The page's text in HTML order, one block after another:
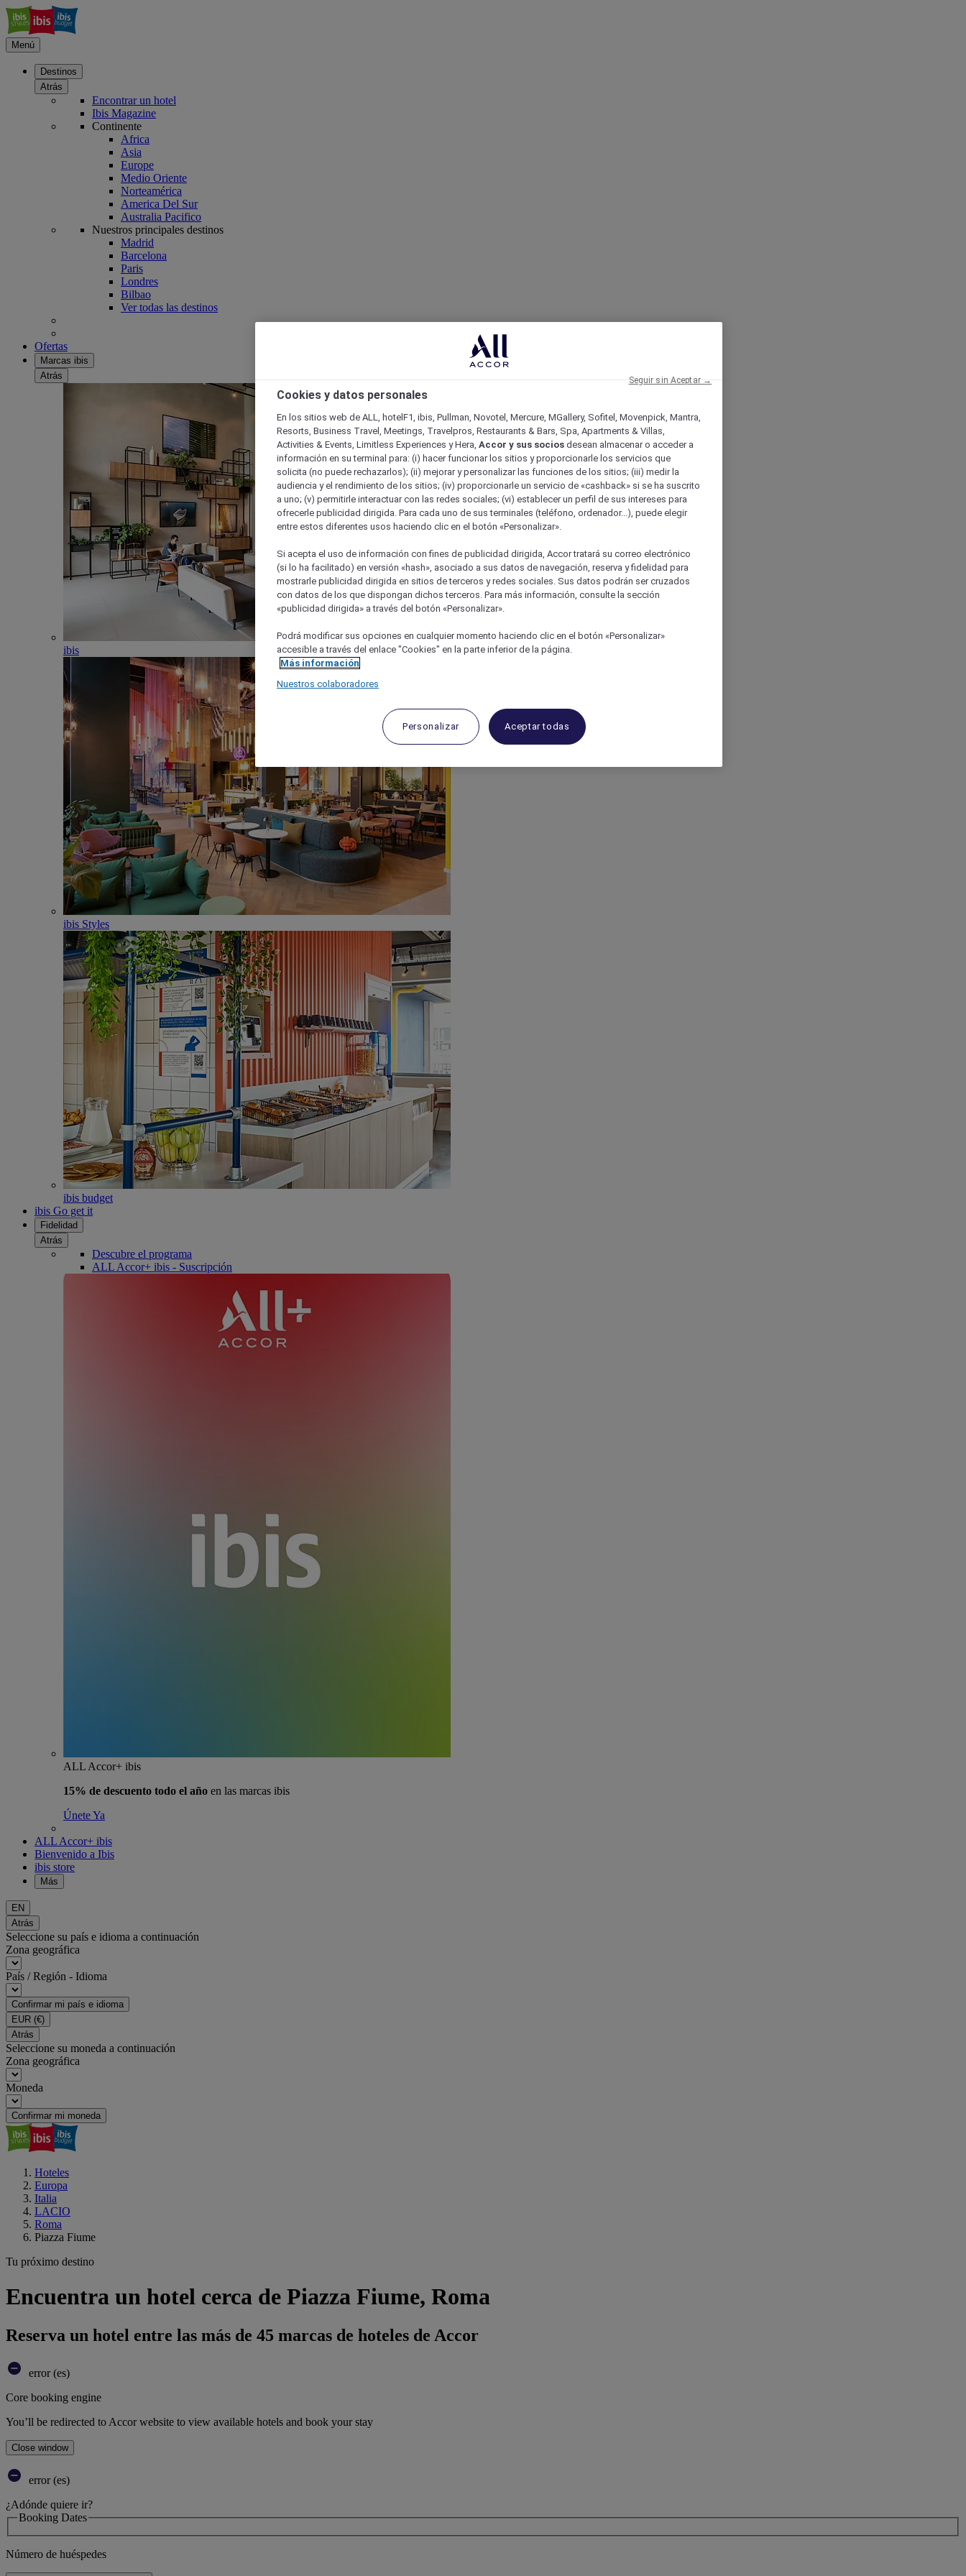
Menú
Destinos
Atrás
Encontrar un hotel
Ibis Magazine
Continente
Africa
Asia
Europe
Medio Oriente
Norteamérica
America Del Sur
Australia Pacifico
Nuestros principales destinos
Madrid
Barcelona
Paris
Londres
Bilbao
Ver todas las destinos
Ofertas
Marcas ibis
Atrás
ibis
ibis Styles
ibis budget
ibis Go get it
Fidelidad
Atrás
Descubre el programa
ALL Accor+ ibis - Suscripción
ALL Accor+ ibis
15% de descuento todo el año en las marcas ibis
Únete Ya
ALL Accor+ ibis
Bienvenido a Ibis
ibis store
Más
EN
Atrás
Seleccione su país e idioma a continuación
Zona geográfica
País / Región - Idioma
Confirmar mi país e idioma
EUR (€)
Atrás
Seleccione su moneda a continuación
Zona geográfica
Moneda
Confirmar mi moneda
Hoteles
Europa
Italia
LACIO
Roma
Piazza Fiume
Tu próximo destino
Encuentra un hotel cerca de Piazza Fiume, Roma
Reserva un hotel entre las más de 45 marcas de hoteles de Accor
error (es)
Core booking engine
You’ll be redirected to Accor website to view available hotels and book your stay
Close window
error (es)
¿Adónde quiere ir?
Booking Dates
Número de huéspedes
Cookies y datos personales
En los sitios web de ALL, hotelF1, ibis, Pullman, Novotel, Mercure, MGallery, Sofitel, Movenpick, Mantra,
Resorts, Business Travel, Meetings, Travelpros, Restaurants & Bars, Spa, Apartments & Villas,
Activities & Events, Limitless Experiences y Hera, Accor y sus socios desean almacenar o acceder a
información en su terminal para: (i) hacer funcionar los sitios y proporcionarle los servicios que
solicita (no puede rechazarlos); (ii) mejorar y personalizar las funciones de los sitios; (iii) medir la
audiencia y el rendimiento de los sitios; (iv) proporcionarle un servicio de «cashback» si se ha suscrito
a uno; (v) permitirle interactuar con las redes sociales; (vi) establecer un perfil de sus intereses para
ofrecerle publicidad dirigida. Para cada uno de sus terminales (teléfono, ordenador...), puede elegir
entre estos diferentes usos haciendo clic en el botón «Personalizar».
Si acepta el uso de información con fines de publicidad dirigida, Accor tratará su correo electrónico
(si lo ha facilitado) en versión «hash», asociado a sus datos de navegación, reserva y fidelidad para
mostrarle publicidad dirigida en sitios de terceros y redes sociales. Sus datos podrán ser cruzados
con datos de los que dispongan dichos terceros. Para más información, consulte la sección
«publicidad dirigida» a través del botón «Personalizar».
Podrá modificar sus opciones en cualquier momento haciendo clic en el botón «Personalizar»
accesible a través del enlace "Cookies" en la parte inferior de la página.
Más información
Nuestros colaboradores
Personalizar Aceptar todas
Seguir sin Aceptar →